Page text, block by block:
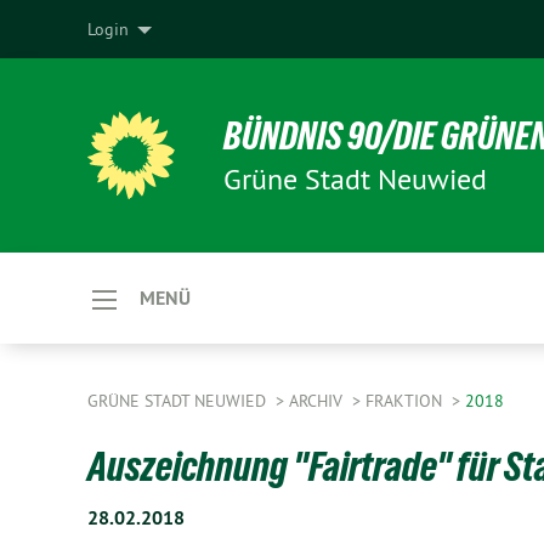
Login
BÜNDNIS 90/DIE
Grüne Stadt Neuwied
MENÜ
GRÜNE STADT NEUWIED ARCHIV FRAKTION 2018
Auszeichnung "Fairtrade" für
28.02.2018